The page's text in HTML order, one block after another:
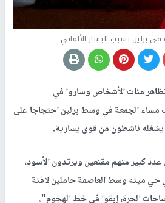
برلين بسبب اليسار الألماني
مئات الأشخاص وساروا في
مساء الجمعة في وسط برلين احتجاجا على
يشغله ناشطون من قوى يسارية.
كبير منهم مقنعين ويرتدون الأسود،
ميته وسط العاصمة حاملين لافتة
الحرة، إبقوا في خط الهجوم".